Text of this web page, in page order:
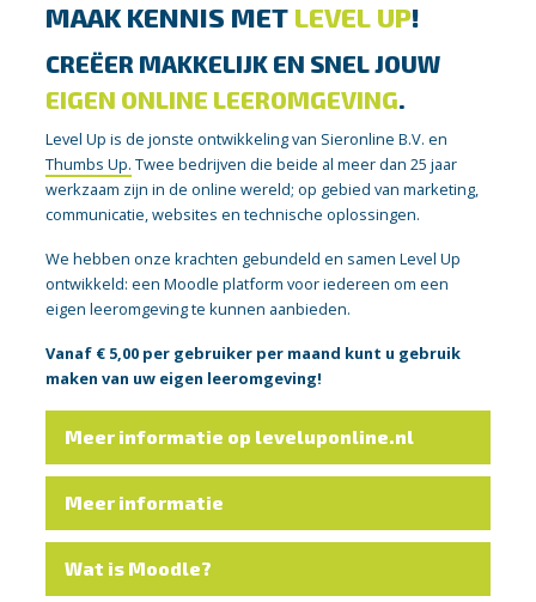
MAAK KENNIS MET LEVEL UP!
CREËER MAKKELIJK EN SNEL JOUW
EIGEN ONLINE LEEROMGEVING.
Level Up is de jonste ontwikkeling van Sieronline B.V. en
Thumbs Up. Twee bedrijven die beide al meer dan 25 jaar
werkzaam zijn in de online wereld; op gebied van marketing,
communicatie, websites en technische oplossingen.
We hebben onze krachten gebundeld en samen Level Up
ontwikkeld: een Moodle platform voor iedereen om een
eigen leeromgeving te kunnen aanbieden.
Vanaf € 5,00 per gebruiker per maand kunt u gebruik
maken van uw eigen leeromgeving!
Meer informatie op leveluponline.nl
Meer informatie
Wat is Moodle?